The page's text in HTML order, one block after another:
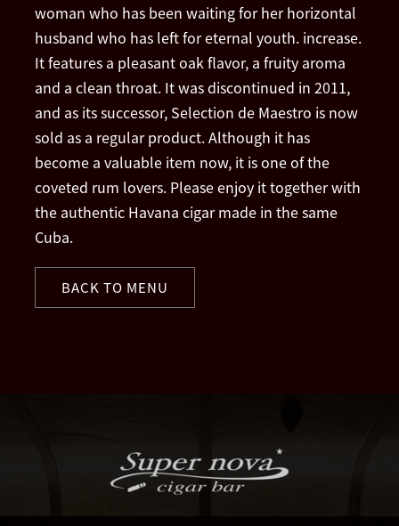
woman who has been waiting for her horizontal
husband who has left for eternal youth. increase.
It features a pleasant oak flavor, a fruity aroma
and a clean throat. It was discontinued in 2011,
and as its successor, Selection de Maestro is now
sold as a regular product. Although it has
become a valuable item now, it is one of the
coveted rum lovers. Please enjoy it together with
the authentic Havana cigar made in the same
Cuba.
BACK TO MENU